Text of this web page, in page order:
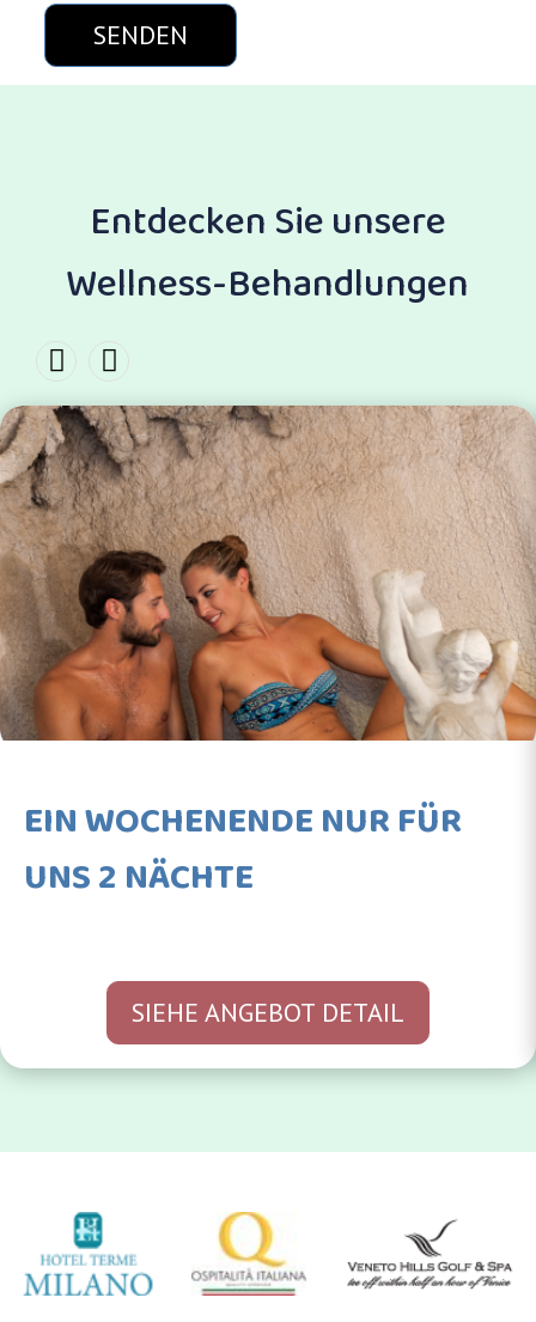
Entdecken Sie unsere
Wellness-Behandlungen
EIN WOCHENENDE NUR FÜR
UNS 2 NÄCHTE
SIEHE ANGEBOT DETAIL